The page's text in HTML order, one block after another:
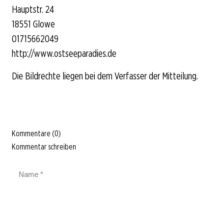
Hauptstr. 24
18551 Glowe
01715662049
http://www.ostseeparadies.de
Die Bildrechte liegen bei dem Verfasser der Mitteilung.
Kommentare (0)
Kommentar schreiben